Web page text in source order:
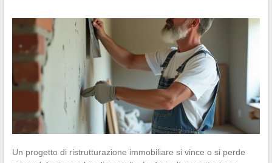
Un progetto di ristrutturazione immobiliare si vince o si perde